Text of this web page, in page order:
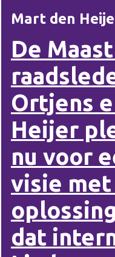
Mart den
De
Ortjens
Heijer
nu voor
visie
dat